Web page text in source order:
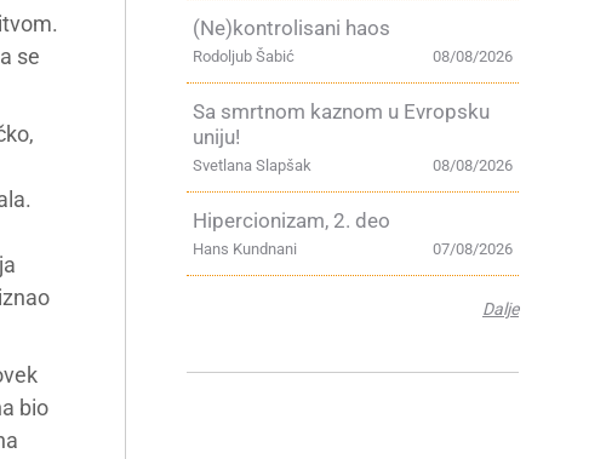
se
bio
(Ne)kontrolisani haos
08/08/2026
Rodoljub Šabić
Sa smrtnom kaznom u Evropsku
uniju!
08/08/2026
Svetlana Slapšak
Hipercionizam, 2. deo
07/08/2026
Hans Kundnani
Dalje